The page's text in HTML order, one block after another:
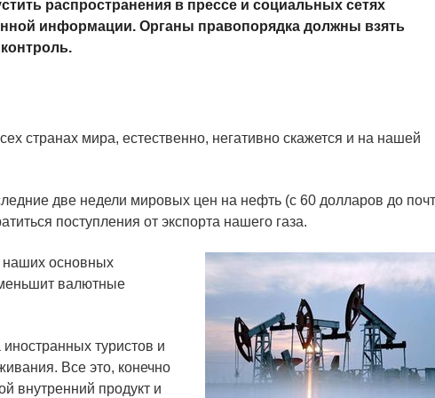
распространения в прессе и социальных сетях
информации. Органы правопорядка должны взять
странах мира, естественно, негативно скажется и на нашей
две недели мировых цен на нефть (с 60 долларов до
поступления от экспорта нашего газа.
основных
валютные
туристов и
Все это, конечно
внутренний продукт и